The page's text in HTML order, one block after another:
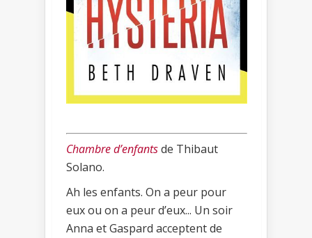
Chambre d’enfantsde Thibaut
Solano.
Ah les enfants. On a peur pour
eux ou on a peur d’eux... Un soir
Anna et Gaspard acceptent de